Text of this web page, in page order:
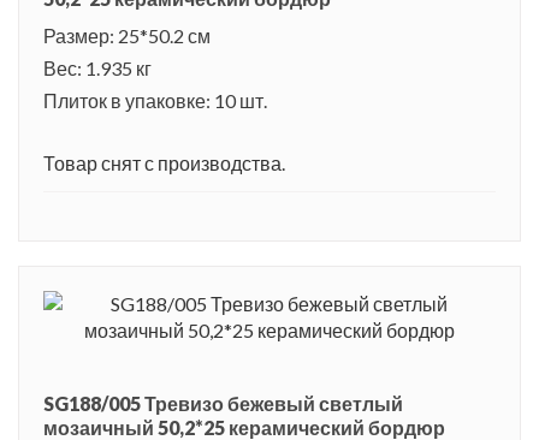
Размер: 25*50.2 см
Вес: 1.935 кг
Плиток в упаковке: 10 шт.
Товар снят с производства.
SG188/005 Тревизо бежевый светлый
мозаичный 50,2*25 керамический бордюр